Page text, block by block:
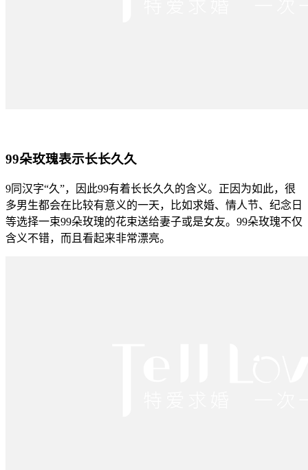
99朵玫瑰表示长长久久
9同汉字“久”，因此99有着长长久久的含义。正因为如此，很
多男生都会在比较有意义的一天，比如求婚、情人节、纪念日
等选择一束99朵玫瑰的花束送给妻子或是女友。99朵玫瑰不仅
含义不错，而且看起来非常漂亮。